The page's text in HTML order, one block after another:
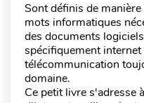
Sont définis de
mots informatiques
des documents
spécifiquement
télécommunication
domaine.
Ce petit livre s'adresse